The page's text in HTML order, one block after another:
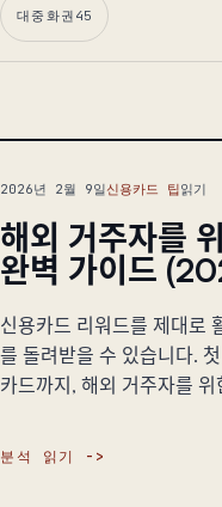
대중화권 45
2026년 2월 9일신용카드 팁읽기
해외 거주자를
완벽 가이드
신용카드 리워드를 제대로
를 돌려받을 수 있습니다.
카드까지, 해외 거주자를
분석 읽기